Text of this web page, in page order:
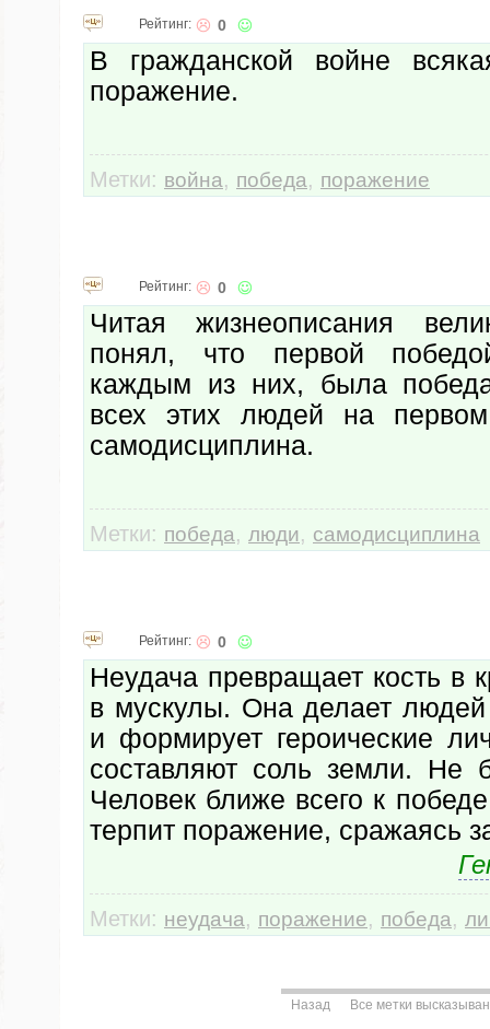
Рейтинг: 0
В гражданской войне
поражение.
Метки: война, победа, поражение
Рейтинг: 0
Читая жизнеописания
понял, что первой
каждым из них, была
всех этих людей на
самодисциплина.
Метки: победа, люди, самодисциплина
Рейтинг: 0
Неудача превращает кость в
в мускулы. Она делает
и формирует героические
составляют соль земли. Не
Человек ближе всего к
терпит поражение, сражаясь
Метки: неудача, поражение, победа,
Назад Все метки